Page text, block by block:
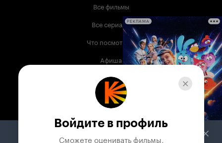
Все фильмы
Все сериалы
Что посмотреть
Афиша
Музыка
Телепрограмма
Служба поддержки
РЕКЛАМА
Войдите в профиль
Сможете оценивать фильмы,